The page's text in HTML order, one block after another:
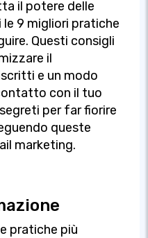
il potere delle
le 9 migliori pratiche
Questi consigli
il
e un modo
con il tuo
per far fiorire
queste
marketing.
pratiche più